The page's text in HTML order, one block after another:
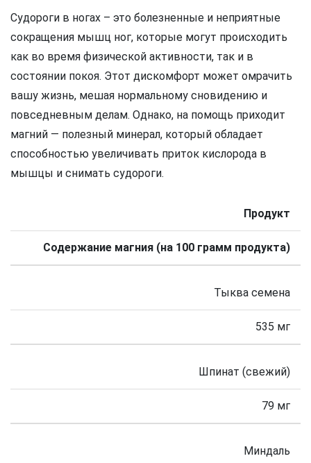
Судороги в ногах – это болезненные и неприятные
сокращения мышц ног, которые могут происходить
как во время физической активности, так и в
состоянии покоя. Этот дискомфорт может омрачить
вашу жизнь, мешая нормальному сновидению и
повседневным делам. Однако, на помощь приходит
магний — полезный минерал, который обладает
способностью увеличивать приток кислорода в
мышцы и снимать судороги.
Продукт
Содержание магния (на 100 грамм продукта)
Тыква семена
535 мг
Шпинат (свежий)
79 мг
Миндаль